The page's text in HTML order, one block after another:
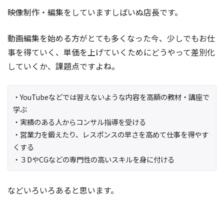
映像制作・編集をしていますしばいぬ店長です。
動画編集を始める方がとても多くなった今、少しでもお仕
事を得ていく、単価を上げていくためにどうやって差別化
していくか、課題点ですよね。
・YouTubeなどでは習えないような内容を高額の教材・講座で
学ぶ
・実績のある人からコンサル指導を受ける
・営業力を鍛えたり、レスポンスの早さを高めて仕事を得やす
くする
・３DやCGなどの専門性の高いスキルを身に付ける
などいろいろあると思います。